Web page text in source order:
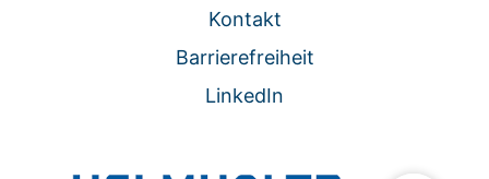
Kontakt
Barrierefreiheit
LinkedIn